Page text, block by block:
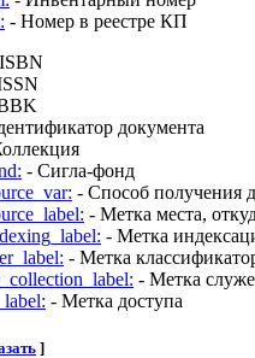
- Номер в реестре КП
документа
- Сигла-фонд
- Способ получения
- Метка места,
- Метка
- Метка
- Метка
- Метка доступа
]